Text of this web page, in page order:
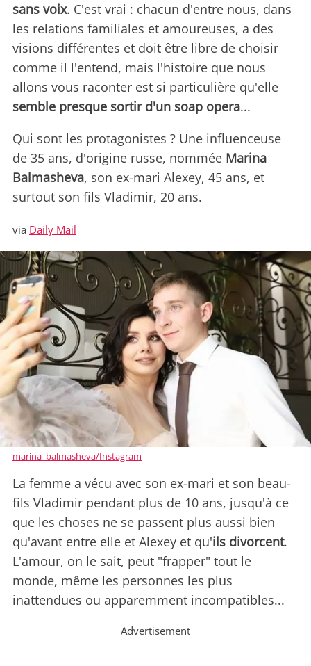
sans voix. C'est vrai : chacun d'entre nous, dans
les relations familiales et amoureuses, a des
visions différentes et doit être libre de choisir
comme il l'entend, mais l'histoire que nous
allons vous raconter est si particulière qu'elle
semble presque sortir d'un soap opera...
Qui sont les protagonistes ? Une influenceuse
de 35 ans, d'origine russe, nommée Marina
Balmasheva, son ex-mari Alexey, 45 ans, et
surtout son fils Vladimir, 20 ans.
via Daily Mail
marina_balmasheva/Instagram
La femme a vécu avec son ex-mari et son beau-
fils Vladimir pendant plus de 10 ans, jusqu'à ce
que les choses ne se passent plus aussi bien
qu'avant entre elle et Alexey et qu'ils divorcent.
L'amour, on le sait, peut "frapper" tout le
monde, même les personnes les plus
inattendues ou apparemment incompatibles...
Advertisement